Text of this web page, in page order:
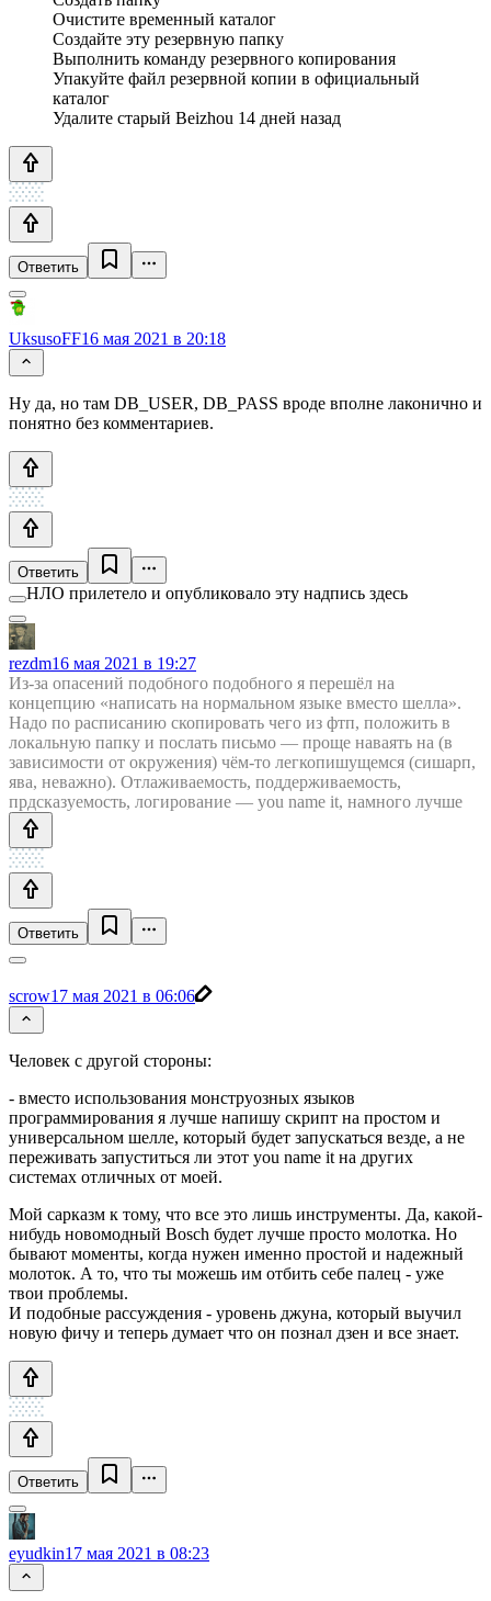
Очистите временный каталог
Создайте эту резервную папку
Выполнить команду резервного копирования
Упакуйте файл резервной копии в официальный
каталог
Удалите старый Beizhou 14 дней назад
Ответить
UksusoFF16 мая 2021 в 20:18
Ну да, но там DB_USER, DB_PASS вроде вполне лаконично и
понятно без комментариев.
Ответить
НЛО прилетело и опубликовало эту надпись здесь
rezdm16 мая 2021 в 19:27
Из-за опасений подобного подобного я перешёл на
концепцию «написать на нормальном языке вместо шелла».
Надо по расписанию скопировать чего из фтп, положить в
локальную папку и послать письмо — проще наваять на (в
зависимости от окружения) чём-то легкопишущемся (сишарп,
ява, неважно). Отлаживаемость, поддерживаемость,
прдсказуемость, логирование — you name it, намного лучше
Ответить
scrow17 мая 2021 в 06:06
Человек с другой стороны:
- вместо использования монструозных языков
программирования я лучше напишу скрипт на простом и
универсальном шелле, который будет запускаться везде, а не
переживать запуститься ли этот you name it на других
системах отличных от моей.
Мой сарказм к тому, что все это лишь инструменты. Да, какой-
нибудь новомодный Bosch будет лучше просто молотка. Но
бывают моменты, когда нужен именно простой и надежный
молоток. А то, что ты можешь им отбить себе палец - уже
твои проблемы.
И подобные рассуждения - уровень джуна, который выучил
новую фичу и теперь думает что он познал дзен и все знает.
Ответить
eyudkin17 мая 2021 в 08:23